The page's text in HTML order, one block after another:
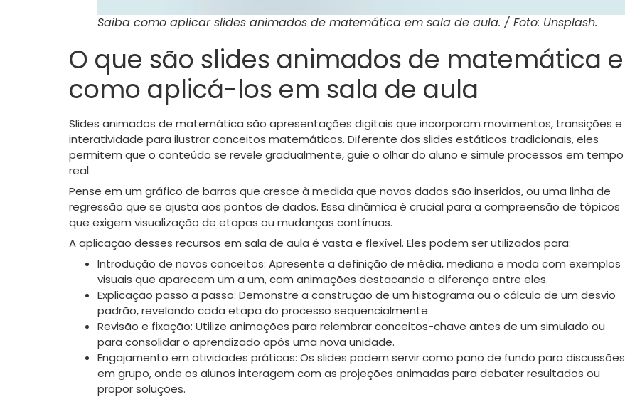
Saiba como aplicar slides animados de matemática em sala de aula. / Foto: Unsplash.
O que são slides animados de matemática e
como aplicá-los em sala de aula
Slides animados de matemática são apresentações digitais que incorporam movimentos, transições e
interatividade para ilustrar conceitos matemáticos. Diferente dos slides estáticos tradicionais, eles
permitem que o conteúdo se revele gradualmente, guie o olhar do aluno e simule processos em tempo
real.
Pense em um gráfico de barras que cresce à medida que novos dados são inseridos, ou uma linha de
regressão que se ajusta aos pontos de dados. Essa dinâmica é crucial para a compreensão de tópicos
que exigem visualização de etapas ou mudanças contínuas.
A aplicação desses recursos em sala de aula é vasta e flexível. Eles podem ser utilizados para:
Introdução de novos conceitos: Apresente a definição de média, mediana e moda com exemplos
visuais que aparecem um a um, com animações destacando a diferença entre eles.
Explicação passo a passo: Demonstre a construção de um histograma ou o cálculo de um desvio
padrão, revelando cada etapa do processo sequencialmente.
Revisão e fixação: Utilize animações para relembrar conceitos-chave antes de um simulado ou
para consolidar o aprendizado após uma nova unidade.
Engajamento em atividades práticas: Os slides podem servir como pano de fundo para discussões
em grupo, onde os alunos interagem com as projeções animadas para debater resultados ou
propor soluções.